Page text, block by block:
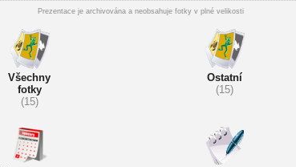
Prezentace je archivována a neobsahuje fotky v plné velikosti
Všechny
fotky
(15)
Ostatní
(15)